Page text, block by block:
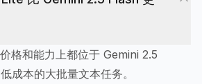
格和能力上都位于 Gemini 2.5
成本的大批量文本任务。